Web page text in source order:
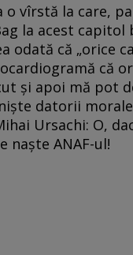
o vîrstă la care,
la acest capitol
odată că „orice
că
și apoi mă pot
datorii
Ursachi: O,
naște ANAF-ul!